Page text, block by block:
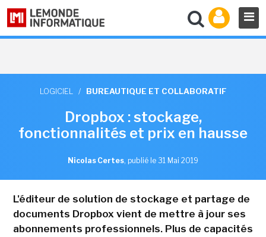
LOGICIEL / BUREAUTIQUE ET COLLABORATIF
Dropbox : stockage,
fonctionnalités et prix en hausse
Nicolas Certes, publié le 31 Mai 2019
L'éditeur de solution de stockage et partage de
documents Dropbox vient de mettre à jour ses
abonnements professionnels. Plus de capacités